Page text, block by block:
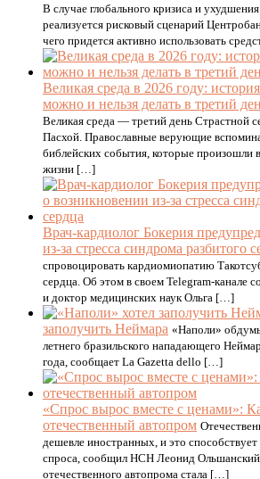
В случае глобального кризиса и
реализуется рисковый сценарий
чего придется активно использовать
Великая среда в 2026 году:
можно и нельзя делать в третий
Великая среда — третий день Страстной
Пасхой. Православные верующие
библейских события, которые произошли
жизни […]
Врач-кардиолог Бокерия
из-за стресса синдрома разбитого
спровоцировать кардиомиопатию
сердца. Об этом в своем Telegram-канале
и доктор медицинских наук Ольга […]
заполучить Неймара «Наполи»
летнего бразильского нападающего
года, сообщает La Gazetta dello […]
«Спрос вырос вместе с ценами»:
отечественный автопром
дешевле иностранных, и это
спроса, сообщил НСН Леонид
отечественного автопрома стала […]